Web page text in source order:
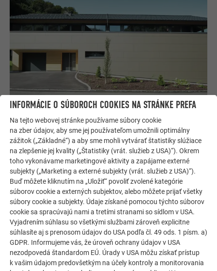
Mierne naklonená strecha
Ako mierne naklonené strechy sa označujú strechy so
sklonom od 3° do približne 25°. Výrobok, ktorý sa často
používa na mierne naklonených strechách, je napríklad
Prefalz. Často sa používa ako dvojitá strecha so stojatou
drážkou, najmä pri moderných pultových strechách. Od
sklonu strechy 12° môžete použiť falcované škridly PREFA
alebo šablóny s kosoštvorcovým vzorom 44 × 44. Od uhla
17° môžete použiť strešné šindle DS.19, strešné panely R.16,
strešné panely FX.12 a od uhla 22° strešné šablóny s
kosoštvorcovým vzorom 29 × 29.
INFORMÁCIE O SÚBOROCH COOKIES NA STRÁNKE PREFA
Na tejto webovej stránke používame súbory cookie
na zber údajov, aby sme jej používateľom umožnili optimálny
zážitok („Základné“) a aby sme mohli vytvárať štatistiky slúžiace
na zlepšenie jej kvality („Štatistiky (vrát. služieb z USA)“). Okrem
toho vykonávame marketingové aktivity a zapájame externé
subjekty („Marketing a externé subjekty (vrát. služieb z USA)“).
Buď môžete kliknutím na „Uložiť“ povoliť zvolené kategórie
súborov cookie a externých subjektov, alebo môžete prijať všetky
súbory cookie a subjekty. Údaje získané pomocou týchto súborov
cookie sa spracúvajú nami a tretími stranami so sídlom v USA.
Vyjadrením súhlasu so všetkými službami zároveň explicitne
súhlasíte aj s prenosom údajov do USA podľa čl. 49 ods. 1 písm. a)
GDPR. Informujeme vás, že úroveň ochrany údajov v USA
nezodpovedá štandardom EÚ. Úrady v USA môžu získať prístup
k vašim údajom predovšetkým na účely kontroly a monitorovania